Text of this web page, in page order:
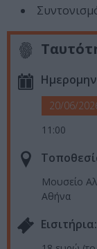
20/06/
11:00
Μουσείο
Αθήνα
Eισιτήρια: